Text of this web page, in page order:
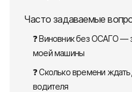
Часто задаваемые
❓ Виновник без ОСАГО —
моей машины
❓ Сколько времени
водителя